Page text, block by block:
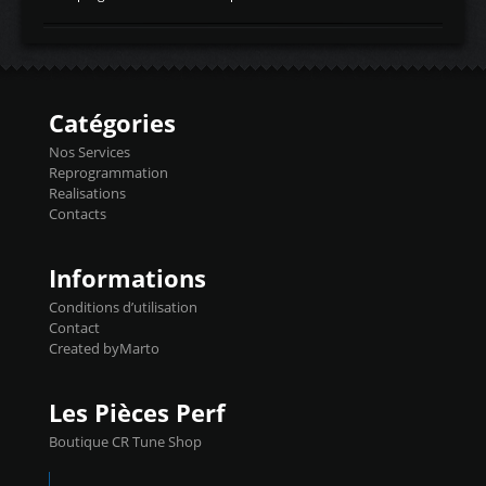
d'admissiontemp ex. pour atmo -30- 80°C
temperaturetemperature ldr moteurtemp
Injecteurs + Flashpro 1370€ TTC Le
précise et performante. Vous pourrez
basculer de la carto sans plomb à Ethanol à
l'aide du flashpro OPTION ECONOMIQUES
Reprog SP 98 sur le calculateur d'origine
450€ TTC Un gain d'environ 10cv et 15nm
Catégories
Nos Services
Reprogrammation
Realisations
Contacts
Informations
Conditions d’utilisation
Contact
Created byMarto
Les Pièces Perf
Boutique CR Tune Shop